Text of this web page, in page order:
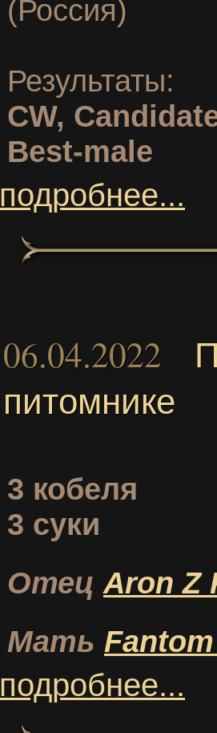
(Россия)
Результаты:
CW,
Best-male
подробнее...
06.04.2022
питомнике
3 кобеля
3 суки
Отец Aron Z
Мать
подробнее...